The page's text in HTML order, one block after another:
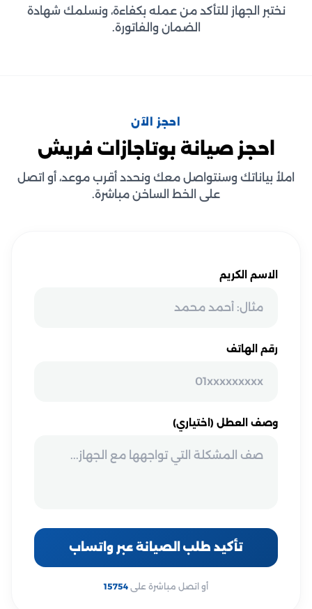
نختبر الجهاز للتأكد من عمله بكفاءة، ونسلمك شهادة
الضمان والفاتورة.
احجز الآن
احجز صيانة بوتاجازات فريش
املأ بياناتك وسنتواصل معك ونحدد أقرب موعد، أو اتصل
على الخط الساخن مباشرة.
الاسم الكريم
رقم الهاتف
وصف العطل (اختياري)
تأكيد طلب الصيانة عبر واتساب
أو اتصل مباشرة على 15754